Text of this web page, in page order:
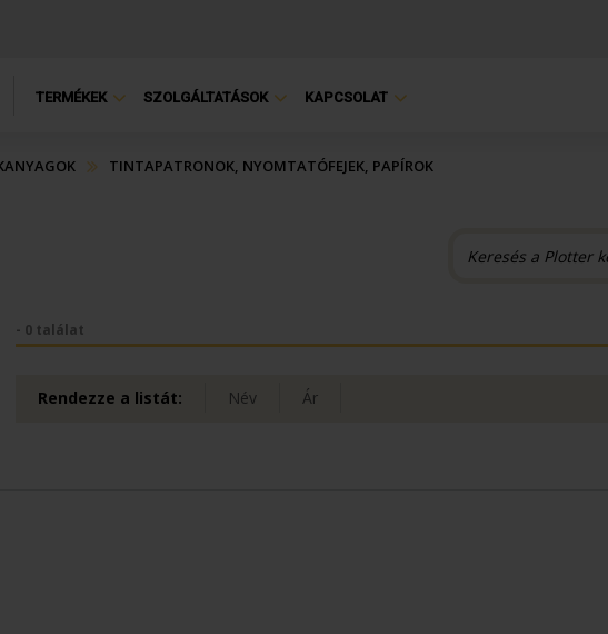
TERMÉKEK SZOLGÁLTATÁSOK KAPCSOLAT
TINTAPATRONOK, NYOMTATÓFEJEK, PAPÍROK
- 0 találat
Rendezze a listát: Név Ár